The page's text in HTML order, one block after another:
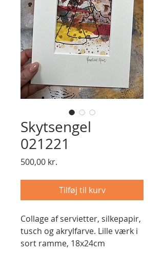
Skytsengel
021221
500,00 kr.
Tilføj til kurv
Collage af servietter, silkepapir,
tusch og akrylfarve. Lille værk i
sort ramme, 18x24cm